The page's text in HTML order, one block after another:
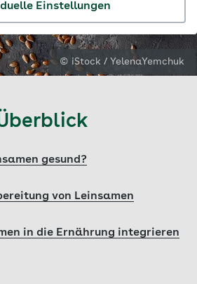
Einstellungen
© iStock / YelenaYemchuk
gesund?
von Leinsamen
in die Ernährung integrieren